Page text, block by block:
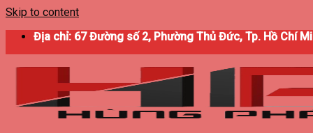
Skip to content
Địa chỉ: 67 Đường số 2, Phường Thủ Đức, Tp. Hồ Chí